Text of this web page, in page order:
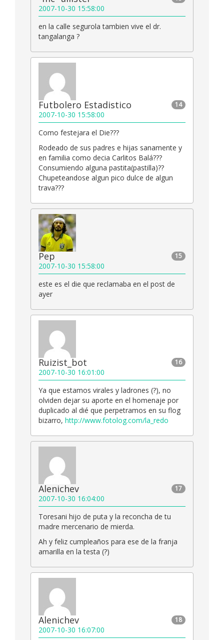
2007-10-30 15:58:00
en la calle segurola tambien vive el dr.
tangalanga ?
14
Futbolero Estadistico
2007-10-30 15:58:00
Como festejara el Die???
Rodeado de sus padres e hijas sanamente y
en familia como decia Carlitos Balá???
Consumiendo alguna pastita(pastilla)??
Chupeteandose algun pico dulce de algun
trava???
15
Pep
2007-10-30 15:58:00
este es el die que reclamaba en el post de
ayer
16
Ruizist_bot
2007-10-30 16:01:00
Ya que estamos virales y ladrones (?), no
olviden dejar su aporte en el homenaje por
duplicado al dié que perpetramos en su flog
bizarro, http://www.fotolog.com/la_redo
17
Alenichev
2007-10-30 16:04:00
Toresani hijo de puta y la reconcha de tu
madre mercenario de mierda.
Ah y feliz cumpleaños para ese de la franja
amarilla en la testa (?)
18
Alenichev
2007-10-30 16:07:00